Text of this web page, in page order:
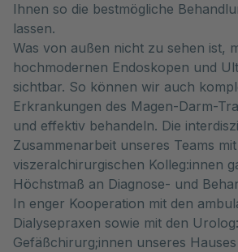
Ihnen so die bestmögliche
lassen.
Was von außen nicht zu sehen ist,
hochmodernen Endoskopen und
sichtbar. So können wir auch
Erkrankungen des Magen-Darm-
und effektiv behandeln. Die
Zusammenarbeit unseres Teams
viszeralchirurgischen Kolleg:innen
Höchstmaß an Diagnose- und
In enger Kooperation mit den
Dialysepraxen sowie mit den
Gefäßchirurg;innen unseres